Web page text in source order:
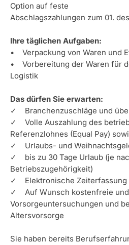
Option auf feste
Abschlagszahlungen zum 01.
Ihre täglichen Aufgaben:
• Verpackung von Waren und
• Vorbereitung der Waren für
Logistik
Das dürfen Sie erwarten:
✓ Branchenzuschläge und
✓ Volle Auszahlung des
Referenzlohnes (Equal Pay)
✓ Urlaubs- und
✓ bis zu 30 Tage Urlaub (je
Betriebszugehörigkeit)
✓ Elektronische Zeiterfassung
✓ Auf Wunsch kostenfreie und
Vorsorgeuntersuchungen und
Altersvorsorge
Sie haben bereits